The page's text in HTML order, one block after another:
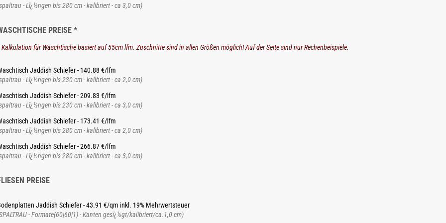
- Lï¿½ngen bis 280 cm - kalibriert - ca 3,0 cm)
PREISE *
Kalkulation für Waschtische basiert auf 55cm lfm. Zuschnitte sind in allen Größen möglich! Auf der Seite sind nur Rechenbeispiele.
Jaddish Schiefer - 140.88 €/lfm
- Lï¿½ngen bis 230 cm - kalibriert - ca 2,0 cm)
Jaddish Schiefer - 209.83 €/lfm
- Lï¿½ngen bis 230 cm - kalibriert - ca 3,0 cm)
Jaddish Schiefer - 173.41 €/lfm
- Lï¿½ngen bis 280 cm - kalibriert - ca 2,0 cm)
Jaddish Schiefer - 266.87 €/lfm
- Lï¿½ngen bis 280 cm - kalibriert - ca 3,0 cm)
PREISE
Jaddish Schiefer - 43.91 €/qm inkl. 19% Mehrwertsteuer
- Formate(60|60|1) - Kanten gesï¿½gt/kalibriert/ca.1,0 cm)